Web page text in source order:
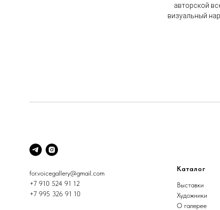
авторской
визуальный
for.voicegallery@gmail.com
+7 910 524 91 12
+7 995 326 91 10
Каталог
Выставки
Художники
О галерее